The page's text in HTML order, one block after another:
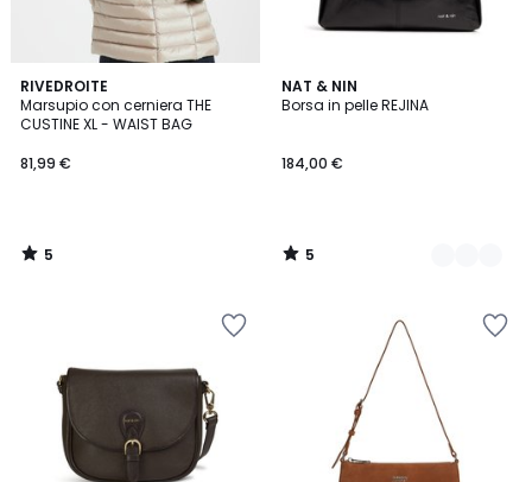
RIVEDROITE
Marsupio con cerniera THE
CUSTINE XL - WAIST BAG
81,99 €
5
/
5
5
/
NAT & NIN
Borsa in pelle REJINA
184,00 €
5
/
2
Colori
5
/